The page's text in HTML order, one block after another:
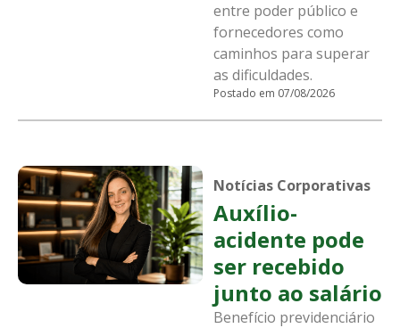
entre poder público e
fornecedores como
caminhos para superar
as dificuldades.
Postado em 07/08/2026
Notícias Corporativas
Auxílio-
acidente pode
ser recebido
junto ao salário
Benefício previdenciário